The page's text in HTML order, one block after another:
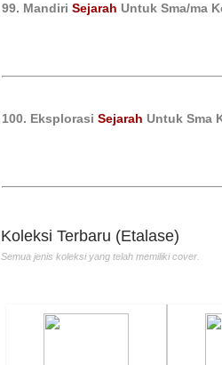
99. Mandiri Sejarah Untuk Sma/ma
100. Eksplorasi Sejarah Untuk Sma
Koleksi Terbaru (Etalase)
Semua jenis koleksi yang telah memiliki cover.
Meraih Cita-Cita